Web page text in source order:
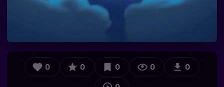
0 0 0 0 0